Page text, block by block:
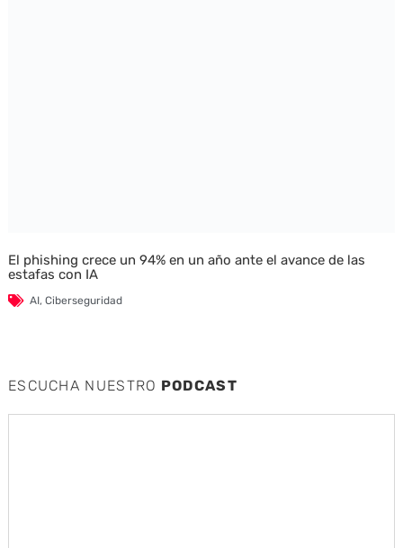
El phishing crece un 94% en un año ante el avance de las
estafas con IA
AI, Ciberseguridad
ESCUCHA NUESTRO PODCAST